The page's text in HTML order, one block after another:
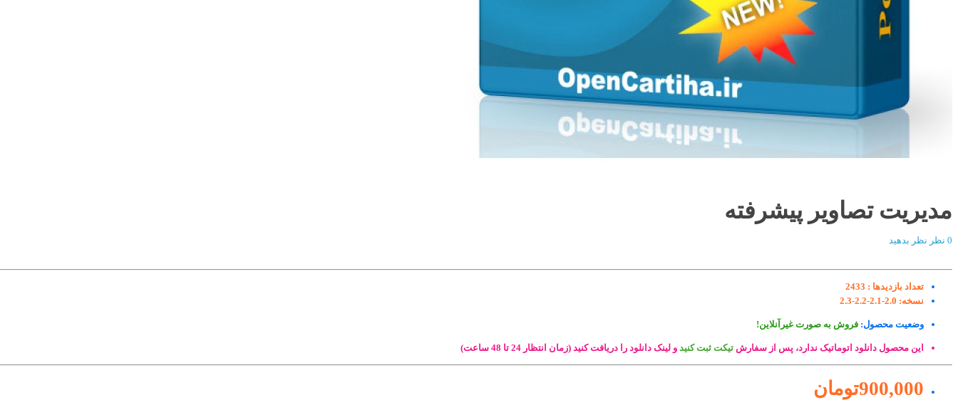
مدیریت تصاویر پیشرفته
0 نظر نظر بدهید
تعداد بازدیدها : 2433
نسخه: 2.0-2.1-2.2-2.3
وضعیت محصول: فروش به صورت غیرآنلاین!
این محصول دانلود اتوماتیک ندارد، پس از سفارش تیکت ثبت کنید و لینک دانلود را دریافت کنید (زمان انتظار 24 تا 48 ساعت)
900,000تومان